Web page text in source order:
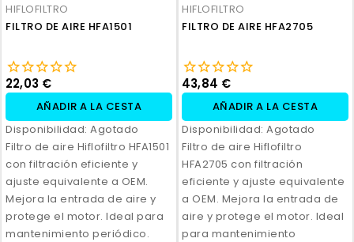
HIFLOFILTRO
FILTRO DE AIRE HFA1501
22,03 €
AÑADIR A LA CESTA
Disponibilidad: Agotado
Filtro de aire Hiflofiltro HFA1501
con filtración eficiente y
ajuste equivalente a OEM.
Mejora la entrada de aire y
protege el motor. Ideal para
mantenimiento periódico.
HIFLOFILTRO
FILTRO DE AIRE HFA2705
43,84 €
AÑADIR A LA CESTA
Disponibilidad: Agotado
Filtro de aire Hiflofiltro
HFA2705 con filtración
eficiente y ajuste equivalente
a OEM. Mejora la entrada de
aire y protege el motor. Ideal
para mantenimiento